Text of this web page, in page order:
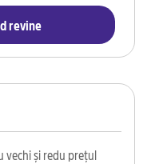
revine
vechi și redu prețul